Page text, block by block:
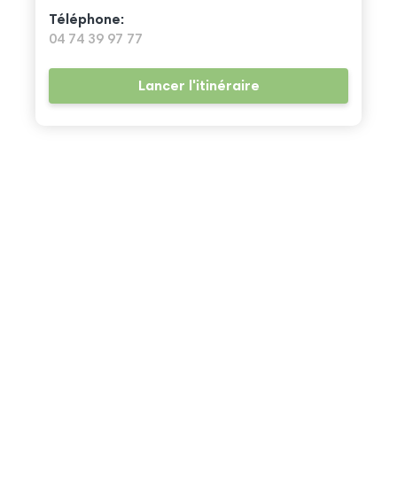
Téléphone:
04 74 39 97 77
Lancer l'itinéraire